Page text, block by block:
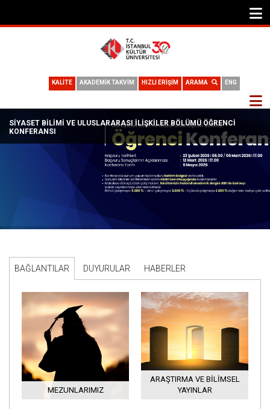
ENG
ARAMA
HIZLI ERİŞİM
AKADEMİK TAKVİM
KALİTE
SIYASET BILIMI VE ULUSLARARASI İLIŞKILER BÖLÜMÜ ÖĞRENCI
KONFERANSI
BAĞLANTILAR DUYURULAR HABERLER
MEZUNLARIMIZ
ARAŞTIRMA VE BILIMSEL
YAYINLAR